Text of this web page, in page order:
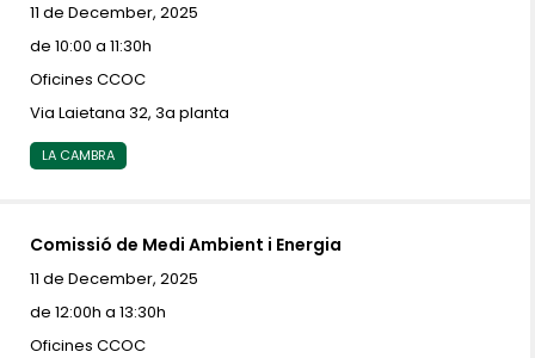
11 de December, 2025
de 10:00 a 11:30h
Oficines CCOC
Via Laietana 32, 3a planta
LA CAMBRA
Comissió de Medi Ambient i Energia
11 de December, 2025
de 12:00h a 13:30h
Oficines CCOC